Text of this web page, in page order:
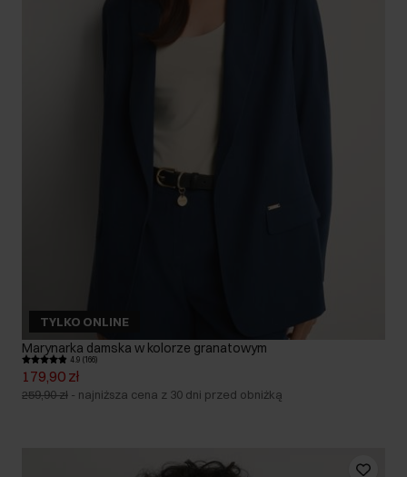
TYLKO ONLINE
Marynarka damska w kolorze granatowym
4.9 (166)
179,90 zł
259,90 zł - najniższa cena z 30 dni przed obniżką